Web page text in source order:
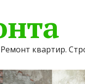
квартир.